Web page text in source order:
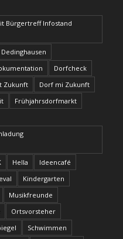
Bürgertreff Infostand
Dedinghausen
Dorfcheck
Zukunft
Dorf mi Zukunft
Frühjahrsdorfmarkt
Hella
Ideencafé
Kindergarten
Musikfreunde
Ortsvorsteher
Schwimmen